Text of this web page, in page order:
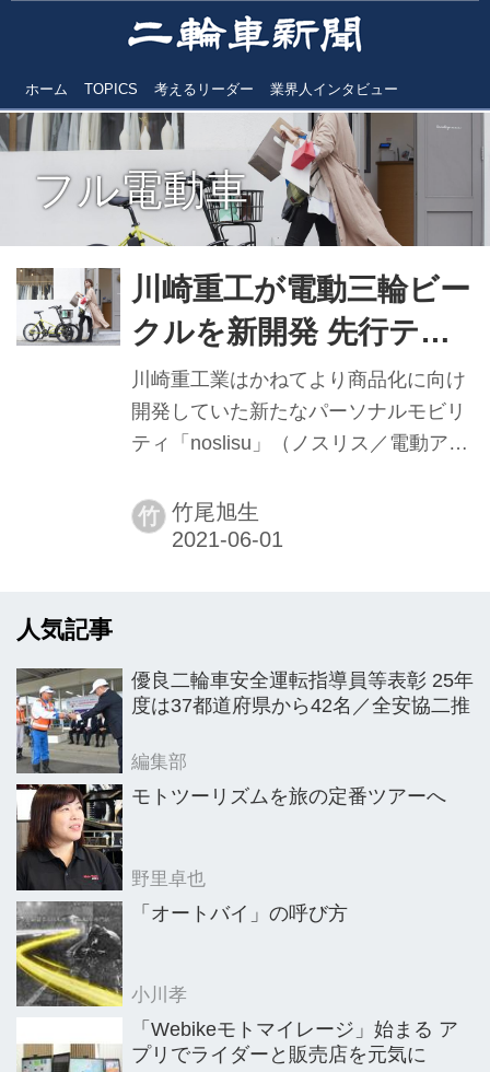
ホーム TOPICS 考えるリーダー 業界人インタビュー
フル電動車
川崎重工が電動三輪ビー
クルを新開発 先行テス
ト発売分はクラファン
通じ即日完売に
川崎重工業はかねてより商品化に向け
開発していた新たなパーソナルモビリ
ティ「noslisu」（ノスリス／電動アシ
が完成したとして同車両をこのほど公
開した。それに伴い5月12日には、ク
ンからノスリスへの高い関心と期待に
より多数の支援購入者が募られ、両モ
るなど、広く話題を集めている。
竹 竹尾旭生
人気記事
優良二輪車安全運転指導員等表彰 25年
度は37都道府県から42名／全安協二推
編集部
モトツーリズムを旅の定番ツアーへ
野里卓也
「オートバイ」の呼び方
小川孝
「Webikeモトマイレージ」始まる ア
プリでライダーと販売店を元気に